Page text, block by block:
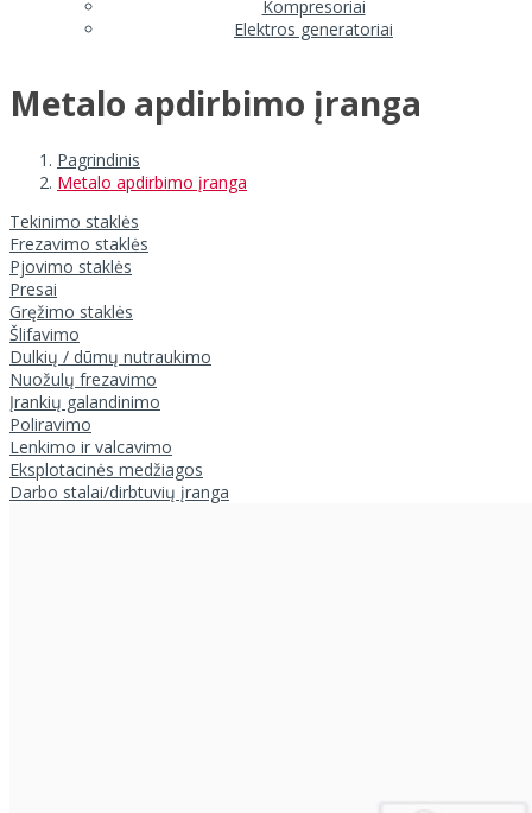
Kompresoriai
Elektros generatoriai
Metalo apdirbimo įranga
Pagrindinis
Metalo apdirbimo įranga
Tekinimo staklės
Frezavimo staklės
Pjovimo staklės
Presai
Gręžimo staklės
Šlifavimo
Dulkių / dūmų nutraukimo
Nuožulų frezavimo
Įrankių galandinimo
Poliravimo
Lenkimo ir valcavimo
Eksplotacinės medžiagos
Darbo stalai/dirbtuvių įranga